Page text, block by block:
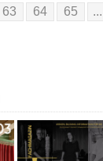
63 64 65 ...